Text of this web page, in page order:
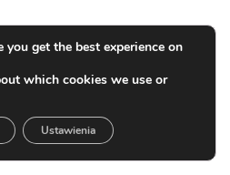
you get the best experience on
which cookies we use or
Ustawienia